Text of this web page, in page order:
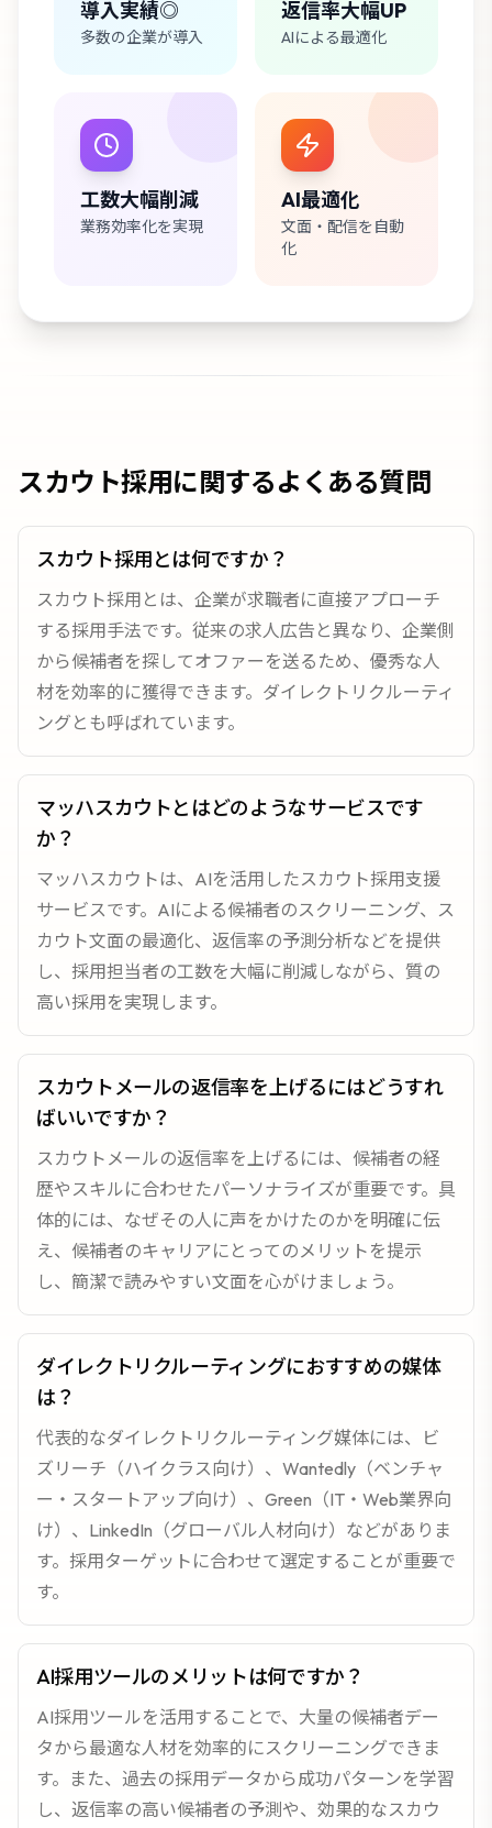
導入実績◎
多数の企業が導入
返信率大幅UP
AIによる最適化
工数大幅削減
業務効率化を実現
AI最適化
文面・配信を自動
化
スカウト採用に関するよくある質問
スカウト採用とは何ですか？
スカウト採用とは、企業が求職者に直接アプローチ
する採用手法です。従来の求人広告と異なり、企業側
から候補者を探してオファーを送るため、優秀な人
材を効率的に獲得できます。ダイレクトリクルーティ
ングとも呼ばれています。
マッハスカウトとはどのようなサービスです
か？
マッハスカウトは、AIを活用したスカウト採用支援
サービスです。AIによる候補者のスクリーニング、ス
カウト文面の最適化、返信率の予測分析などを提供
し、採用担当者の工数を大幅に削減しながら、質の
高い採用を実現します。
スカウトメールの返信率を上げるにはどうすれ
ばいいですか？
スカウトメールの返信率を上げるには、候補者の経
歴やスキルに合わせたパーソナライズが重要です。具
体的には、なぜその人に声をかけたのかを明確に伝
え、候補者のキャリアにとってのメリットを提示
し、簡潔で読みやすい文面を心がけましょう。
ダイレクトリクルーティングにおすすめの媒体
は？
代表的なダイレクトリクルーティング媒体には、ビ
ズリーチ（ハイクラス向け）、Wantedly（ベンチャ
ー・スタートアップ向け）、Green（IT・Web業界向
け）、LinkedIn（グローバル人材向け）などがありま
す。採用ターゲットに合わせて選定することが重要で
す。
AI採用ツールのメリットは何ですか？
AI採用ツールを活用することで、大量の候補者デー
タから最適な人材を効率的にスクリーニングできま
す。また、過去の採用データから成功パターンを学習
し、返信率の高い候補者の予測や、効果的なスカウ